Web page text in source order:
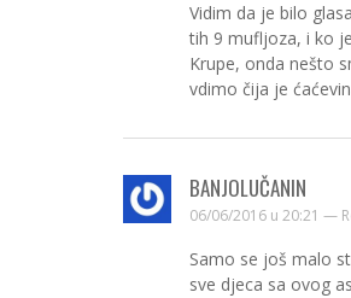
Vidim da je bilo
tih 9 mufljoza, i ko
Krupe, onda nešto
vdimo čija je
BANJOLUČANIN
06/06/2016 u 20:21 —
Samo se još malo
sve djeca sa ovog